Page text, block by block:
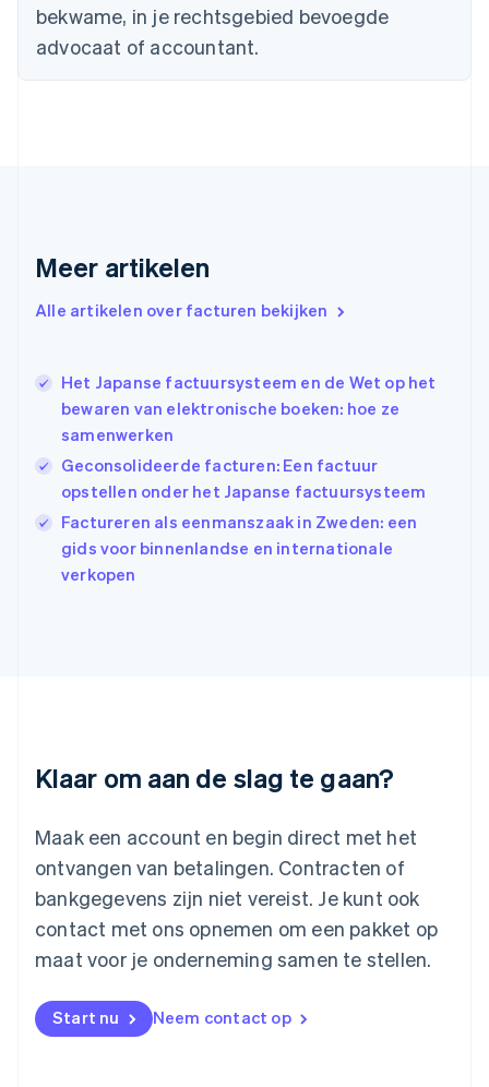
bekwame, in je rechtsgebied bevoegde
advocaat of accountant.
Meer artikelen
Alle artikelen over facturen bekijken
Het Japanse factuursysteem en de Wet op het
bewaren van elektronische boeken: hoe ze
samenwerken
Geconsolideerde facturen: Een factuur
opstellen onder het Japanse factuursysteem
Factureren als eenmanszaak in Zweden: een
gids voor binnenlandse en internationale
verkopen
Klaar om aan de slag te gaan?
Maak een account en begin direct met het
ontvangen van betalingen. Contracten of
bankgegevens zijn niet vereist. Je kunt ook
contact met ons opnemen om een pakket op
maat voor je onderneming samen te stellen.
Start nu Neem contact op
English
Duitsland
Griekenland
Hongarije
English简体中文
Ierland
English
Italië
Italiano
日本語English
Kroatië
FrançaisDeutschEnglish
English
Malta
English
Mexico
Nederland
NederlandsEnglish
English
Noorwegen